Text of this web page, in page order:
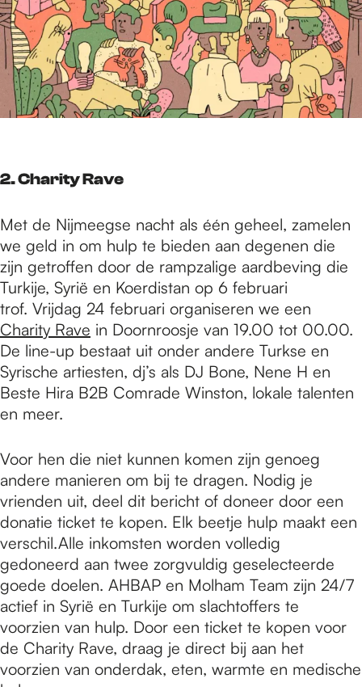
2. Charity Rave
Met de Nijmeegse nacht als één geheel, zamelen
we geld in om hulp te bieden aan degenen die
zijn getroffen door de rampzalige aardbeving die
Turkije, Syrië en Koerdistan op 6 februari
trof. Vrijdag 24 februari organiseren we een
Charity Rave in Doornroosje van 19.00 tot 00.00.
De line-up bestaat uit onder andere Turkse en
Syrische artiesten, dj’s als DJ Bone, Nene H en
Beste Hira B2B Comrade Winston, lokale talenten
en meer.
Voor hen die niet kunnen komen zijn genoeg
andere manieren om bij te dragen. Nodig je
vrienden uit, deel dit bericht of doneer door een
donatie ticket te kopen. Elk beetje hulp maakt een
verschil.Alle inkomsten worden volledig
gedoneerd aan twee zorgvuldig geselecteerde
goede doelen. AHBAP en Molham Team zijn 24/7
actief in Syrië en Turkije om slachtoffers te
voorzien van hulp. Door een ticket te kopen voor
de Charity Rave, draag je direct bij aan het
voorzien van onderdak, eten, warmte en medische